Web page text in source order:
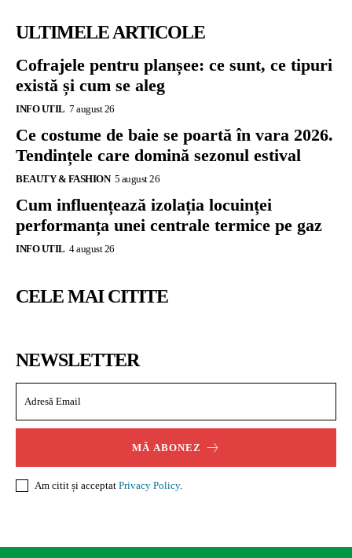
ULTIMELE ARTICOLE
Cofrajele pentru planșee: ce sunt, ce tipuri
există și cum se aleg
INFO UTIL 7 august 26
Ce costume de baie se poartă în vara 2026.
Tendințele care domină sezonul estival
BEAUTY & FASHION 5 august 26
Cum influențează izolația locuinței
performanța unei centrale termice pe gaz
INFO UTIL 4 august 26
CELE MAI CITITE
NEWSLETTER
MĂ ABONEZ
Am citit și acceptat Privacy Policy.